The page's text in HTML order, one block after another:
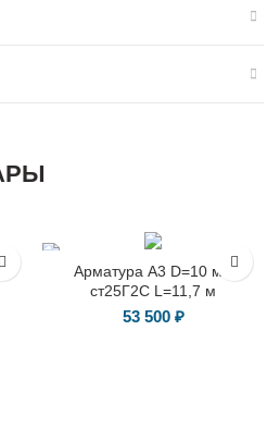
Арматура А3 D=10 мм
ст25Г2C L=11,7 м
53 500 ₽